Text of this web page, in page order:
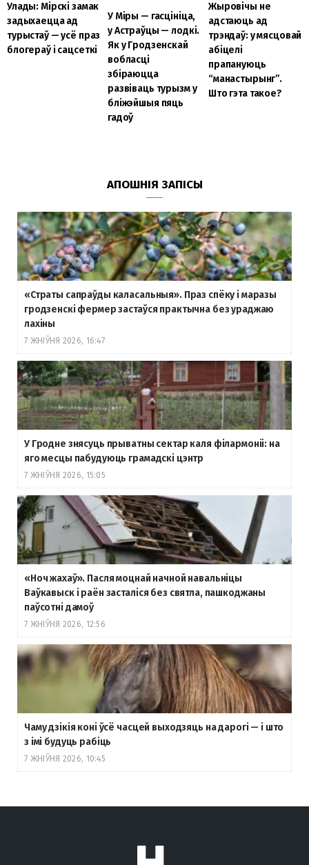
Улады: Мірскі замак
задыхаецца ад
турыстаў — усё праз
блогераў і сацсеткі
У Міры — гасцініца,
у Астраўцы — лодкі.
Як у Гродзенскай
вобласці
збіраюцца
развіваць турызм у
бліжэйшыя пяць
гадоў
Жыровічы не
адстаюць ад
трэндаў: у мясцовай
абіцелі
прапануюць
“манастырынг”.
Што гэта такое?
АПОШНІЯ ЗАПІСЫ
«Страты сапраўды каласальныя». Праз спёку і маразы
гродзенскі фермер застаўся практычна без ураджаю
лахіны
7 ЖНІЎНЯ 2026, 16:47
У Гродне знясуць прыватны сектар каля філармоніі: на
яго месцы пабудуюць грамадскі цэнтр
7 ЖНІЎНЯ 2026, 15:05
«Ноч жахаў». Пасля моцнай начной навальніцы
Ваўкавыск і раён засталіся без святла, пашкоджаны
паўсотні дамоў
7 ЖНІЎНЯ 2026, 12:56
Чаму дзікія коні ўсё часцей выходзяць на дарогі — і што
з імі будуць рабіць
7 ЖНІЎНЯ 2026, 10:45